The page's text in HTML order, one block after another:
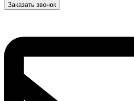
Заказать звонок